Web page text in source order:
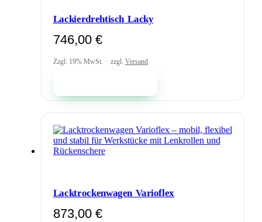
Lackierdrehtisch Lacky
746,00 €
Zzgl. 19% MwSt. zzgl. Versand
Lacktrockenwagen Varioflex
873,00 €